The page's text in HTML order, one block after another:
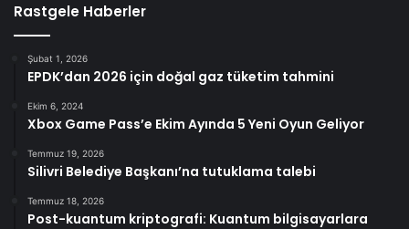
Rastgele Haberler
Şubat 1, 2026
EPDK’dan 2026 için doğal gaz tüketim tahmini
Ekim 6, 2024
Xbox Game Pass’e Ekim Ayında 5 Yeni Oyun Geliyor
Temmuz 19, 2026
Silivri Belediye Başkanı’na tutuklama talebi
Temmuz 18, 2026
Post-kuantum kriptografi: Kuantum bilgisayarlara